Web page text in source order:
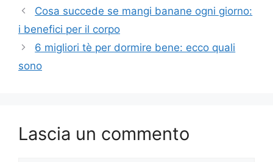
Cosa succede se mangi banane ogni giorno:
i benefici per il corpo
6 migliori tè per dormire bene: ecco quali
sono
Lascia un commento